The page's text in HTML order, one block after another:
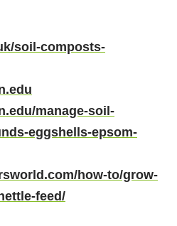
soil-composts-
manage-soil-
eggshells-epsom-
how-to/grow-
feed/